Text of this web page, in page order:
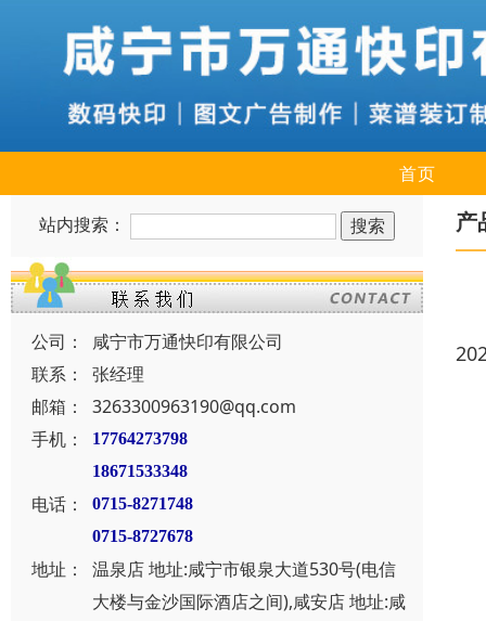
首页
站内搜索：
公司：
咸宁市万通快印有限公司
联系：
张经理
邮箱：
3263300963190@qq.com
手机：
17764273798
18671533348
电话：
0715-8271748
0715-8727678
地址：
温泉店 地址:咸宁市银泉大道530号(电信
大楼与金沙国际酒店之间),咸安店 地址:咸
产